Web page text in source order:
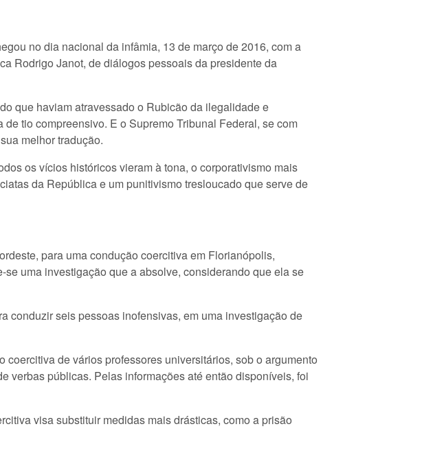
no dia nacional da infâmia, 13 de março de 2016, com a
Rodrigo Janot, de diálogos pessoais da presidente da
que haviam atravessado o Rubicão da ilegalidade e
tio compreensivo. E o Supremo Tribunal Federal, se com
melhor tradução.
os vícios históricos vieram à tona, o corporativismo mais
da República e um punitivismo tresloucado que serve de
para uma condução coercitiva em Florianópolis,
uma investigação que a absolve, considerando que ela se
conduzir seis pessoas inofensivas, em uma investigação de
de vários professores universitários, sob o argumento
verbas públicas. Pelas informações até então disponíveis, foi
visa substituir medidas mais drásticas, como a prisão